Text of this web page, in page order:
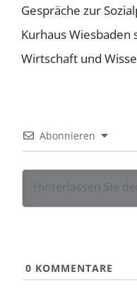
Gespräche zur
Kurhaus
Wirtschaft und
Abonnieren
0 KOMMENTARE